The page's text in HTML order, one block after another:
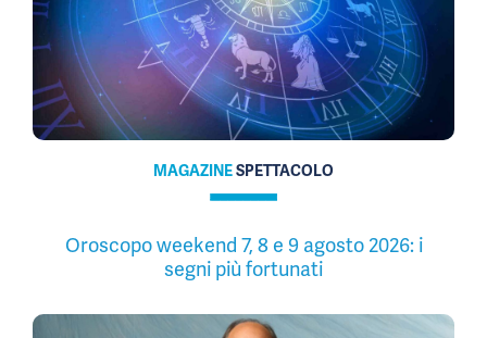
MAGAZINESPETTACOLO
Oroscopo weekend 7, 8 e 9 agosto 2026: i
segni più fortunati